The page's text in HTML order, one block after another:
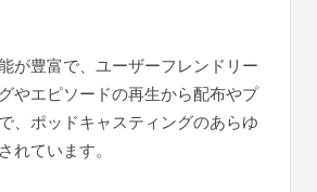
が豊富で、ユーザーフレンドリー
やエピソードの再生から配布やプ
、ポッドキャスティングのあらゆ
れています。